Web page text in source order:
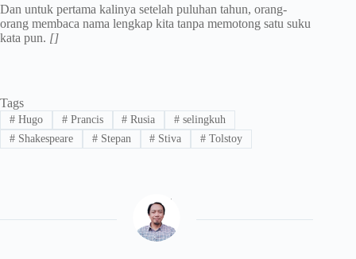
Dan untuk pertama kalinya setelah puluhan tahun, orang-
orang membaca nama lengkap kita tanpa memotong satu suku
kata pun. []
Tags
#Hugo #Prancis # Rusia # selingkuh
#Shakespeare #Stepan # Stiva # Tolstoy